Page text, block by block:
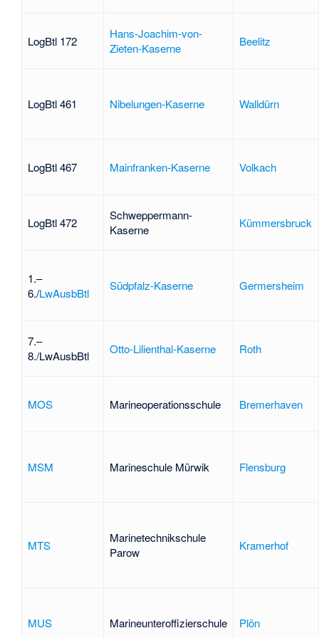
LogBtl 172
Hans-Joachim-von-
Zieten-Kaserne
Beelitz
LogBtl 461 Nibelungen-Kaserne Walldürn
LogBtl 467 Mainfranken-Kaserne Volkach
LogBtl 472
Schweppermann-
Kaserne
Kümmersbruck
1.–
6./LwAusbBtl
Südpfalz-Kaserne Germersheim
7.–
8./LwAusbBtl
Otto-Lilienthal-Kaserne Roth
MOS Marineoperationsschule Bremerhaven
MSM Marineschule Mürwik Flensburg
MTS
Marinetechnikschule
Parow
Kramerhof
MUS Marineunteroffizierschule Plön